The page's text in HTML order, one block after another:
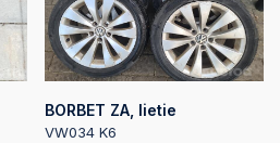
BORBET ZA, lietie
VW034 K6